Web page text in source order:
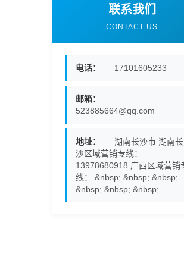
联系我们
CONTACT US
电话： 17101605233
邮箱：
523885664@qq.com
地址：
湖南长沙市 湖南长
沙区域营销专线：
13978680918 广西区域营销
线： &nbsp; &nbsp; &nbsp;
&nbsp; &nbsp; &nbsp;